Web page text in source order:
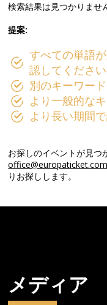
検索結果は見つかりませ
提案:
すべての単語
認してください
別のキーワー
より一般的な
より長い期間
お探しのイベントが見つ
office@europaticket.com
りお探しします。
メディア